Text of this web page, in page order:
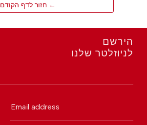
← חזור לדף הקודם
הירשם
לניוזלטר שלנו
Email address